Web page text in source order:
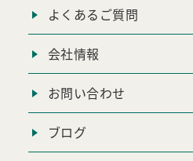
よくあるご質問
会社情報
お問い合わせ
ブログ